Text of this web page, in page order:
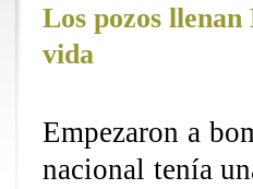
Los pozos
vida
Empezaron a
nacional tenía